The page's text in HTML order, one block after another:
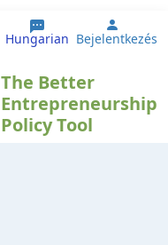
Hungarian User
Bejelentkezés
The Better
Entrepreneurship
Policy Tool